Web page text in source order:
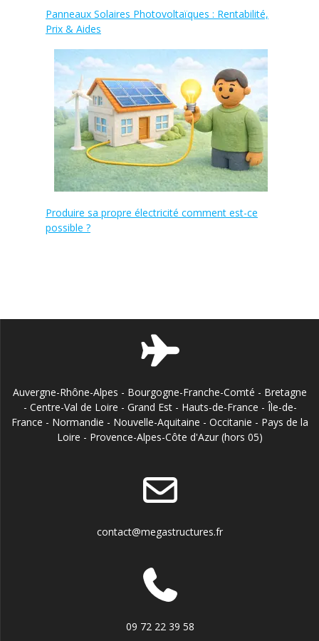
Panneaux Solaires Photovoltaïques : Rentabilité,
Prix & Aides
Produire sa propre électricité comment est-ce
possible ?
Auvergne-Rhône-Alpes - Bourgogne-Franche-Comté - Bretagne
- Centre-Val de Loire - Grand Est - Hauts-de-France - Île-de-
France - Normandie - Nouvelle-Aquitaine - Occitanie - Pays de la
Loire - Provence-Alpes-Côte d'Azur (hors 05)
contact@megastructures.fr
09 72 22 39 58